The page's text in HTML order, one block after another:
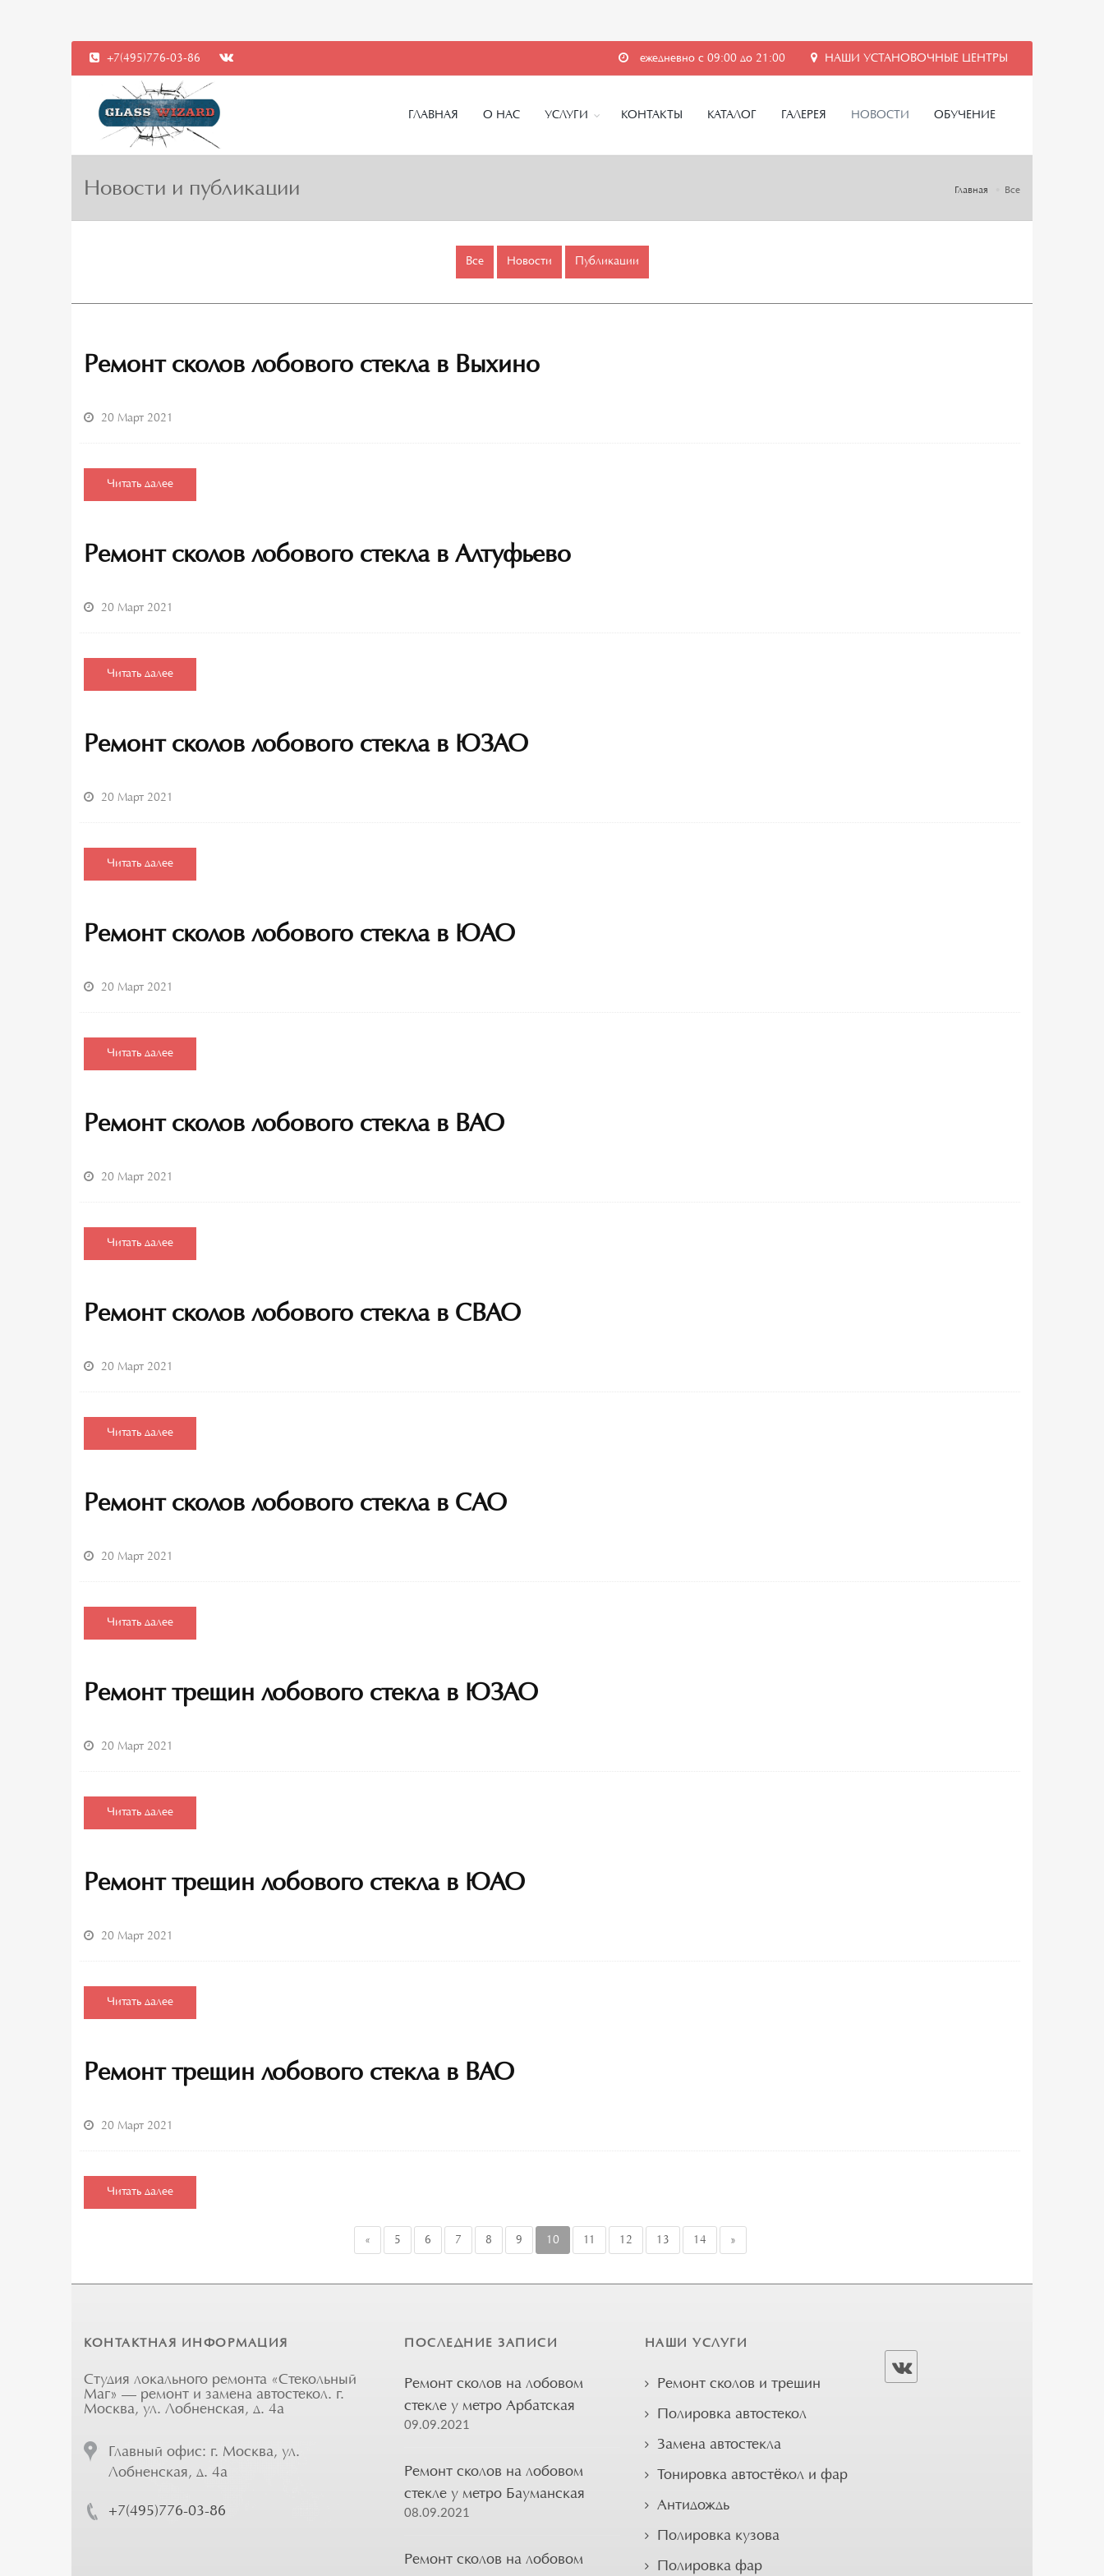
ежедневно с 09:00 до 21:00 НАШИ УСТАНОВОЧНЫЕ ЦЕНТРЫ
+7(495)776-03-86
ГЛАВНАЯ О НАС УСЛУГИ КОНТАКТЫ КАТАЛОГ ГАЛЕРЕЯ НОВОСТИ ОБУЧЕНИЕ
Новости и публикации Главная Все
Все Новости Публикации
Ремонт сколов лобового стекла в Выхино
20 Март 2021
Читать далее
Ремонт сколов лобового стекла в Алтуфьево
20 Март 2021
Читать далее
Ремонт сколов лобового стекла в ЮЗАО
20 Март 2021
Читать далее
Ремонт сколов лобового стекла в ЮАО
20 Март 2021
Читать далее
Ремонт сколов лобового стекла в ВАО
20 Март 2021
Читать далее
Ремонт сколов лобового стекла в СВАО
20 Март 2021
Читать далее
Ремонт сколов лобового стекла в САО
20 Март 2021
Читать далее
Ремонт трещин лобового стекла в ЮЗАО
20 Март 2021
Читать далее
Ремонт трещин лобового стекла в ЮАО
20 Март 2021
Читать далее
Ремонт трещин лобового стекла в ВАО
20 Март 2021
Читать далее
« 5 6 7 8 9 10 11 12 13 14 »
КОНТАКТНАЯ ИНФОРМАЦИЯ
Студия локального ремонта «Стекольный
Маг» — ремонт и замена автостекол. г.
Москва, ул. Лобненская, д. 4а
Главный офис: г. Москва, ул.
Лобненская, д. 4а
+7(495)776-03-86
ПОСЛЕДНИЕ ЗАПИСИ
Ремонт сколов на лобовом
стекле у метро Арбатская
09.09.2021
Ремонт сколов на лобовом
стекле у метро Бауманская
08.09.2021
Ремонт сколов на лобовом
НАШИ УСЛУГИ
Ремонт сколов и трещин
Полировка автостекол
Замена автостекла
Тонировка автостёкол и фар
Антидождь
Полировка кузова
Полировка фар